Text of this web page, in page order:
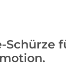
Schürze